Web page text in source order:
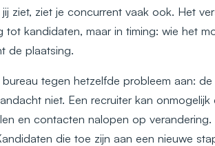
ziet, ziet je concurrent vaak ook. Het
tot kandidaten, maar in timing: wie het
de plaatsing.
tegen hetzelfde probleem aan:
niet. Een recruiter kan onmogelijk
en contacten nalopen op
die toe zijn aan een nieuwe